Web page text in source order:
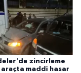
zincirleme
araçta maddi hasar